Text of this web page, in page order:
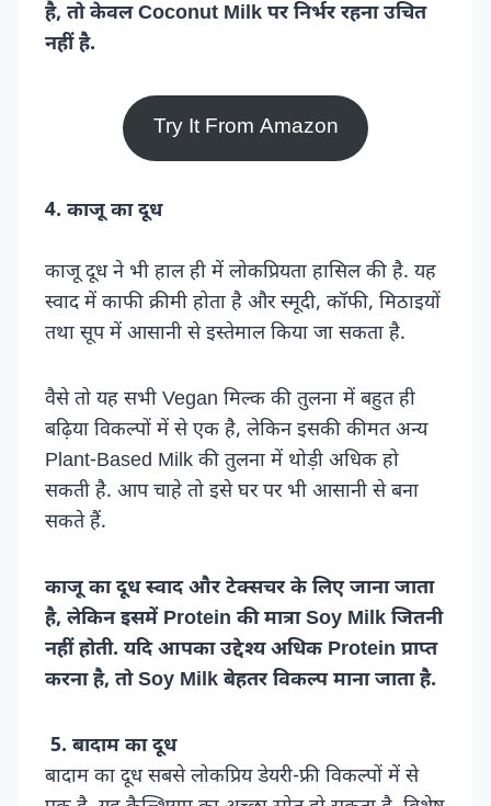
है, तो केवल Coconut Milk पर निर्भर रहना उचित
नहीं है.
Try It From Amazon
4. काजू का दूध
काजू दूध ने भी हाल ही में लोकप्रियता हासिल की है. यह
स्वाद में काफी क्रीमी होता है और स्मूदी, कॉफी, मिठाइयों
तथा सूप में आसानी से इस्तेमाल किया जा सकता है.
वैसे तो यह सभी Vegan मिल्क की तुलना में बहुत ही
बढ़िया विकल्पों में से एक है, लेकिन इसकी कीमत अन्य
Plant-Based Milk की तुलना में थोड़ी अधिक हो
सकती है. आप चाहे तो इसे घर पर भी आसानी से बना
सकते हैं.
काजू का दूध स्वाद और टेक्सचर के लिए जाना जाता
है, लेकिन इसमें Protein की मात्रा Soy Milk जितनी
नहीं होती. यदि आपका उद्देश्य अधिक Protein प्राप्त
करना है, तो Soy Milk बेहतर विकल्प माना जाता है.
5. बादाम का दूध
बादाम का दूध सबसे लोकप्रिय डेयरी-फ्री विकल्पों में से